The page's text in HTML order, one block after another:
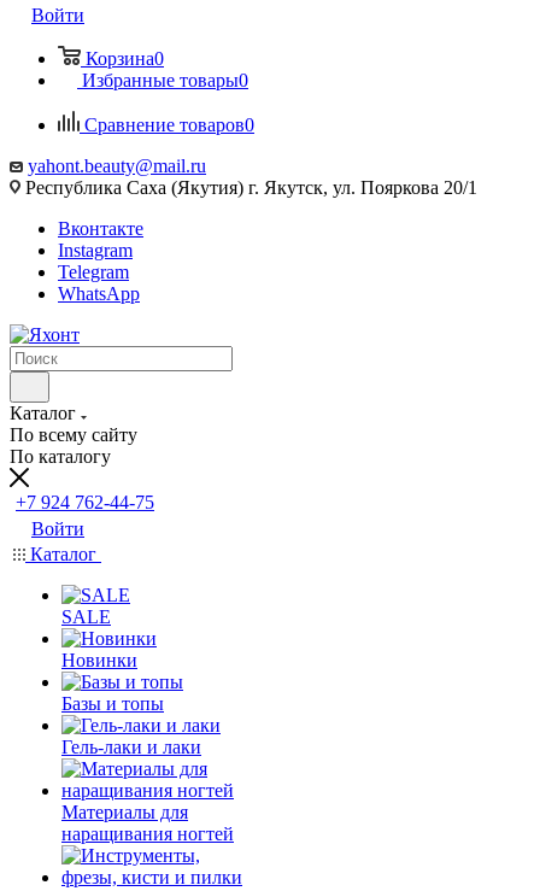
Войти
Корзина0
Избранные товары0
Сравнение товаров0
yahont.beauty@mail.ru
Республика Саха (Якутия) г. Якутск, ул. Пояркова 20/1
Вконтакте
Instagram
Telegram
WhatsApp
Каталог
По всему сайту
По каталогу
+7 924 762-44-75
Войти
Каталог
SALE
Новинки
Базы и топы
Гель-лаки и лаки
Материалы для
наращивания ногтей